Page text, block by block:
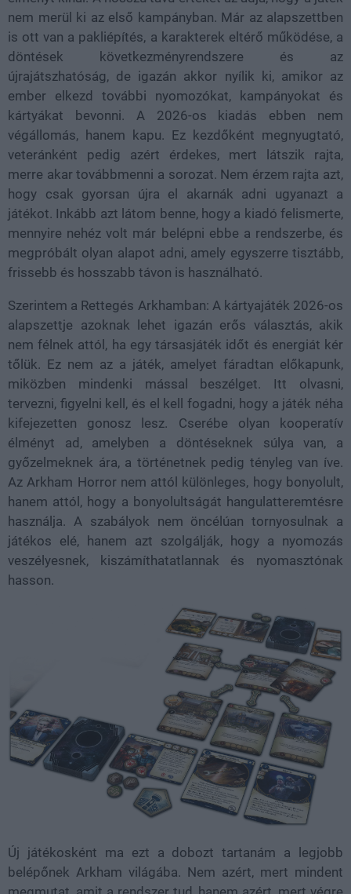
nem merül ki az első kampányban. Már az alapszettben
is ott van a pakliépítés, a karakterek eltérő működése, a
döntések következményrendszere és az
újrajátszhatóság, de igazán akkor nyílik ki, amikor az
ember elkezd további nyomozókat, kampányokat és
kártyákat bevonni. A 2026-os kiadás ebben nem
végállomás, hanem kapu. Ez kezdőként megnyugtató,
veteránként pedig azért érdekes, mert látszik rajta,
merre akar továbbmenni a sorozat. Nem érzem rajta azt,
hogy csak gyorsan újra el akarnák adni ugyanazt a
játékot. Inkább azt látom benne, hogy a kiadó felismerte,
mennyire nehéz volt már belépni ebbe a rendszerbe, és
megpróbált olyan alapot adni, amely egyszerre tisztább,
frissebb és hosszabb távon is használható.
Szerintem a Rettegés Arkhamban: A kártyajáték 2026-os
alapszettje azoknak lehet igazán erős választás, akik
nem félnek attól, ha egy társasjáték időt és energiát kér
tőlük. Ez nem az a játék, amelyet fáradtan előkapunk,
miközben mindenki mással beszélget. Itt olvasni,
tervezni, figyelni kell, és el kell fogadni, hogy a játék néha
kifejezetten gonosz lesz. Cserébe olyan kooperatív
élményt ad, amelyben a döntéseknek súlya van, a
győzelmeknek ára, a történetnek pedig tényleg van íve.
Az Arkham Horror nem attól különleges, hogy bonyolult,
hanem attól, hogy a bonyolultságát hangulatteremtésre
használja. A szabályok nem öncélúan tornyosulnak a
játékos elé, hanem azt szolgálják, hogy a nyomozás
veszélyesnek, kiszámíthatatlannak és nyomasztónak
hasson.
Új játékosként ma ezt a dobozt tartanám a legjobb
belépőnek Arkham világába. Nem azért, mert mindent